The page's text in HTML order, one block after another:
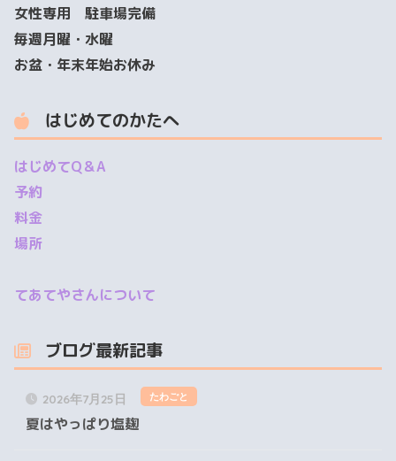
女性専用 駐車場完備
毎週月曜・水曜
お盆・年末年始お休み
はじめてのかたへ
はじめてQ＆A
予約
料金
場所
てあてやさんについて
ブログ最新記事
2026年7月25日
夏はやっぱり塩麹
たわごと